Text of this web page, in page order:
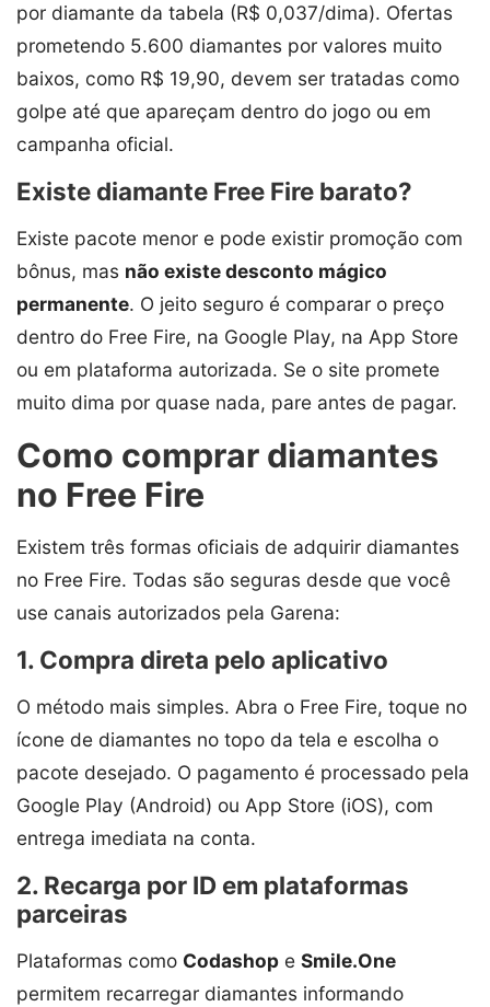
por diamante da tabela (R$ 0,037/dima). Ofertas
prometendo 5.600 diamantes por valores muito
baixos, como R$ 19,90, devem ser tratadas como
golpe até que apareçam dentro do jogo ou em
campanha oficial.
Existe diamante Free Fire barato?
Existe pacote menor e pode existir promoção com
bônus, mas não existe desconto mágico
permanente. O jeito seguro é comparar o preço
dentro do Free Fire, na Google Play, na App Store
ou em plataforma autorizada. Se o site promete
muito dima por quase nada, pare antes de pagar.
Como comprar diamantes
no Free Fire
Existem três formas oficiais de adquirir diamantes
no Free Fire. Todas são seguras desde que você
use canais autorizados pela Garena:
1. Compra direta pelo aplicativo
O método mais simples. Abra o Free Fire, toque no
ícone de diamantes no topo da tela e escolha o
pacote desejado. O pagamento é processado pela
Google Play (Android) ou App Store (iOS), com
entrega imediata na conta.
2. Recarga por ID em plataformas
parceiras
Plataformas como Codashop e Smile.One
permitem recarregar diamantes informando